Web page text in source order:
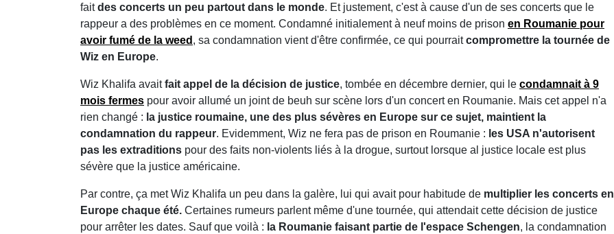
faitdes concerts un peu partout dans le monde. Et justement, c'est à cause d'un de ses concerts que le
rappeur a des problèmes en ce moment. Condamné initialement à neuf moins de prison en Roumanie pour
avoir fumé de la weed , sa condamnation vient d'être confirmée, ce qui pourraitcompromettre la tournée de
Wiz en Europe.
Wiz Khalifa avaitfait appel de la décision de justice, tombée en décembre dernier, qui le condamnait à 9
mois fermes pour avoir allumé un joint de beuh sur scène lors d'un concert en Roumanie. Mais cet appel n'a
rien changé : la justice roumaine, une des plus sévères en Europe sur ce sujet, maintient la
condamnation du rappeur. Evidemment, Wiz ne fera pas de prison en Roumanie : les USA n'autorisent
pas les extraditions pour des faits non-violents liés à la drogue, surtout lorsque al justice locale est plus
sévère que la justice américaine.
Par contre, ça met Wiz Khalifa un peu dans la galère, lui qui avait pour habitude de multiplier les concerts en
Europe chaque été. Certaines rumeurs parlent même d'une tournée, qui attendait cette décision de justice
pour arrêter les dates. Sauf que voilà : la Roumanie faisant partie de l'espace Schengen, la condamnation